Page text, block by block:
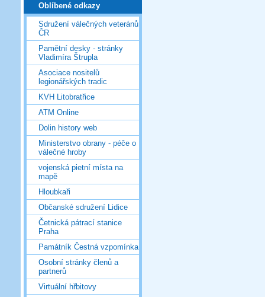
Oblíbené odkazy
Sdružení válečných veteránů
ČR
Pamětní desky - stránky
Vladimíra Štrupla
Asociace nositelů
legionářských tradic
KVH Litobratřice
ATM Online
Dolin history web
Ministerstvo obrany - péče o
válečné hroby
vojenská pietní místa na
mapě
Hloubkaři
Občanské sdružení Lidice
Četnická pátrací stanice
Praha
Památník Čestná vzpomínka
Osobní stránky členů a
partnerů
Virtuální hřbitovy